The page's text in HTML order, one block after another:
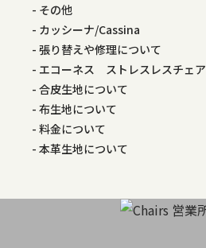
その他
カッシーナ/Cassina
張り替えや修理について
エコーネス ストレスレスチェア
合皮生地について
布生地について
料金について
本革生地について